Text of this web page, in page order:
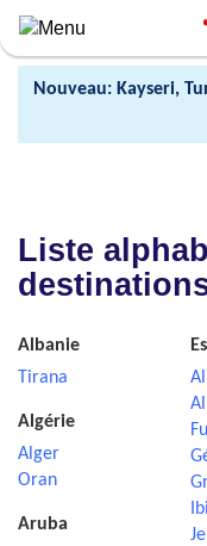
Skip
to
main
contentNouveau: Kayseri,
Liste
Albanie
Tirana
Algérie
Alger
Oran
Aruba